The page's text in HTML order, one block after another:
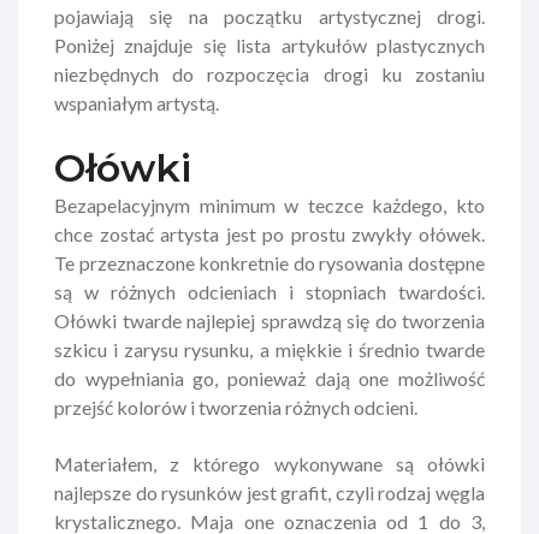
pojawiają się na początku artystycznej drogi.
Poniżej znajduje się lista artykułów plastycznych
niezbędnych do rozpoczęcia drogi ku zostaniu
wspaniałym artystą.
Ołówki
Bezapelacyjnym minimum w teczce każdego, kto
chce zostać artysta jest po prostu zwykły ołówek.
Te przeznaczone konkretnie do rysowania dostępne
są w różnych odcieniach i stopniach twardości.
Ołówki twarde najlepiej sprawdzą się do tworzenia
szkicu i zarysu rysunku, a miękkie i średnio twarde
do wypełniania go, ponieważ dają one możliwość
przejść kolorów i tworzenia różnych odcieni.
Materiałem, z którego wykonywane są ołówki
najlepsze do rysunków jest grafit, czyli rodzaj węgla
krystalicznego. Maja one oznaczenia od 1 do 3,